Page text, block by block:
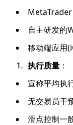
MetaTrader
自主研发的
移动端应用
执行质量 ：
宣称平均执
无交易员干
滑点控制一